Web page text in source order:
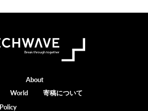
About
World
寄稿について